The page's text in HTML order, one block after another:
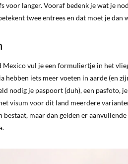
voor langer. Vooraf bedenk je wat je
twee entrees en dat moet je dan
vul je een formuliertje in het
hebben iets meer voeten in aarde (en
nodig je paspoort (duh), een pasfoto,
visum voor dit land meerdere
maar dan gelden er aanvullende